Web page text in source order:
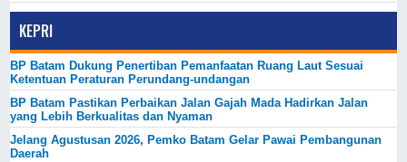
KEPRI
BP Batam Dukung Penertiban Pemanfaatan Ruang Laut Sesuai
Ketentuan Peraturan Perundang-undangan
BP Batam Pastikan Perbaikan Jalan Gajah Mada Hadirkan Jalan
yang Lebih Berkualitas dan Nyaman
Jelang Agustusan 2026, Pemko Batam Gelar Pawai Pembangunan
Daerah